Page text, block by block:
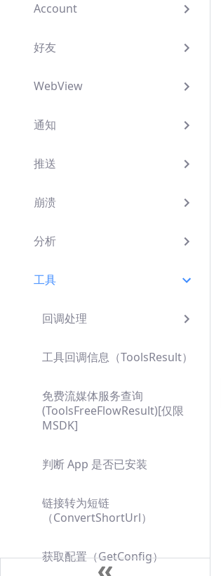
Account
好友
WebView
通知
推送
崩溃
分析
工具
回调处理
工具回调信息（ToolsResult）
免费流媒体服务查询
(ToolsFreeFlowResult)[仅限
MSDK]
判断 App 是否已安装
链接转为短链
（ConvertShortUrl）
获取配置（GetConfig）